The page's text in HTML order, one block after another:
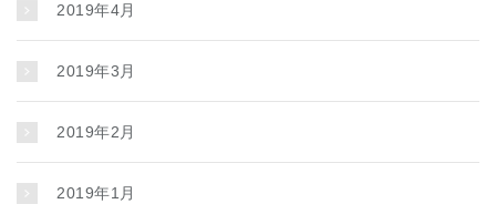
2019年4月
2019年3月
2019年2月
2019年1月